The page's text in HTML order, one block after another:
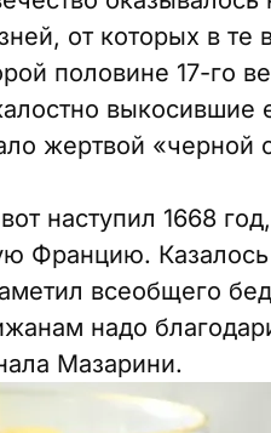
от которых в те
половине 17-го
выкосившие
жертвой «черной
наступил 1668
Францию.
всеобщего
надо
Мазарини.